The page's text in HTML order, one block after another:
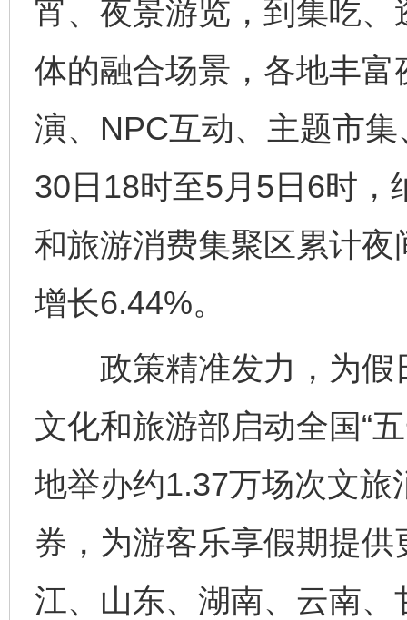
宵、夜景游览，到集吃
体的融合场景，各地丰
演、NPC互动、主题市
30日18时至5月5日6时，
和旅游消费集聚区累计
增长6.44%。
政策精准发力，为假
文化和旅游部启动全国“
地举办约1.37万场次文
券，为游客乐享假期提
江、山东、湖南、云南